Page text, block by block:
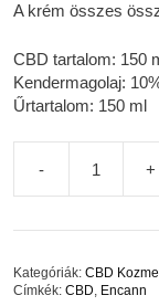
A krém összes
CBD tartalom: 150
Kendermagolaj:
Űrtartalom: 150 ml
-
KRIO
CBD
150
mg
+
Kategóriák: CBD
Címkék: CBD, Encann